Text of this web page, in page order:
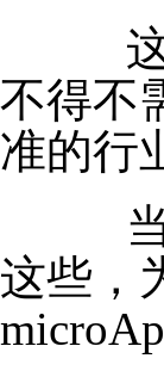
这
不得不
准的行
当
这些，